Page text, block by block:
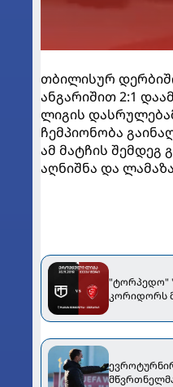
თბილისურ
ანგარიშით 2:1
ლიგის
ჩემპიონობა
ამ მატჩის შემდეგ
აღნიშნა და
"ტორპედო"
კორიდორს